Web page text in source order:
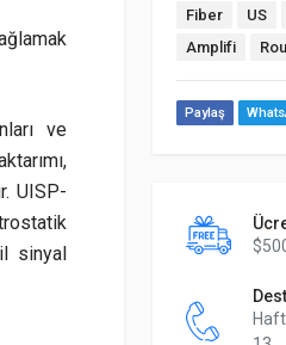
Fiber
US
Amplifi
Paylaş
ve
UISP-
sinyal